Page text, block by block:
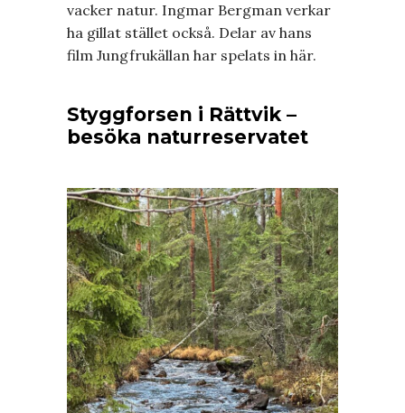
vacker natur. Ingmar Bergman verkar
ha gillat stället också. Delar av hans
film Jungfrukällan har spelats in här.
Styggforsen i Rättvik –
besöka naturreservatet